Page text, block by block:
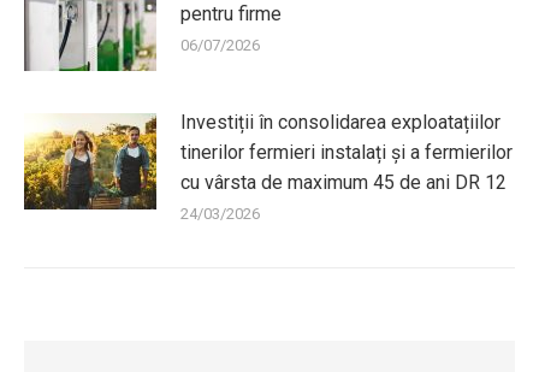
pentru firme
06/07/2026
Investiții în consolidarea exploatațiilor
tinerilor fermieri instalați și a fermierilor
cu vârsta de maximum 45 de ani DR 12
24/03/2026